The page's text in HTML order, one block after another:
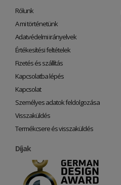
Rólunk
A mi történetünk
Adatvédelmi irányelvek
Értékesítési feltételek
Fizetés és szállítás
Kapcsolatba lépés
Kapcsolat
Személyes adatok feldolgozása
Visszaküldés
Termékcsere és visszaküldés
Díjak